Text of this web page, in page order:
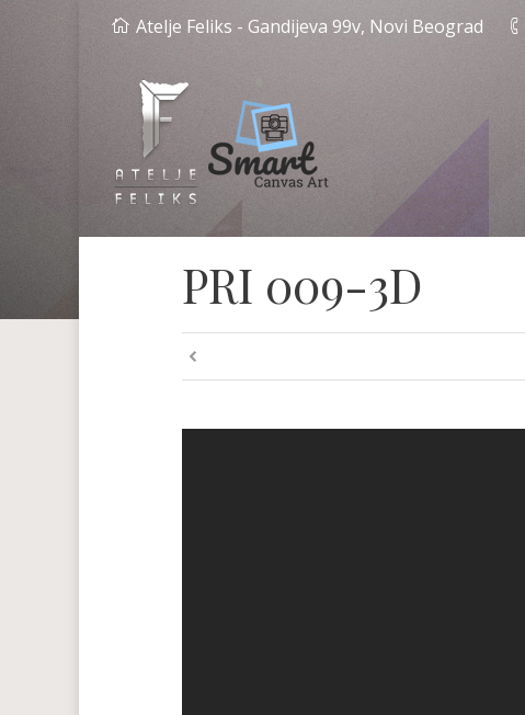
Atelje Feliks - Gandijeva 99v, Novi Beograd
PRI 009-3D